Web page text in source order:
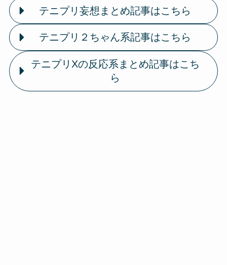
テニプリ妄想まとめ記事はこちら
テニプリ２ちゃん系記事はこちら
テニプリXの反応系まとめ記事はこち
ら